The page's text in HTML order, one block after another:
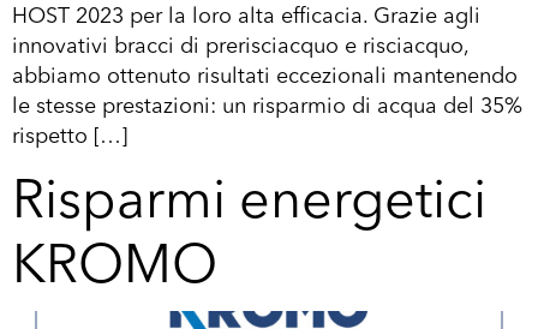
HOST 2023 per la loro alta efficacia. Grazie agli
innovativi bracci di prerisciacquo e risciacquo,
abbiamo ottenuto risultati eccezionali mantenendo
le stesse prestazioni: un risparmio di acqua del 35%
rispetto […]
Risparmi energetici
KROMO